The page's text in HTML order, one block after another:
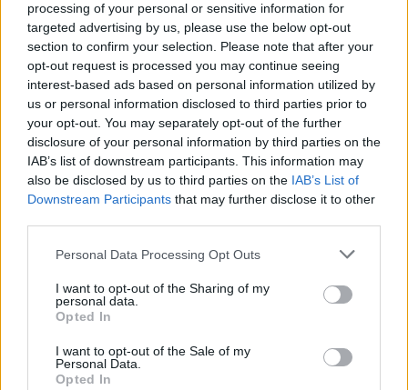
processing of your personal or sensitive information for
targeted advertising by us, please use the below opt-out
section to confirm your selection. Please note that after your
opt-out request is processed you may continue seeing
interest-based ads based on personal information utilized by
us or personal information disclosed to third parties prior to
your opt-out. You may separately opt-out of the further
disclosure of your personal information by third parties on the
IAB’s list of downstream participants. This information may
also be disclosed by us to third parties on the IAB’s List of
Downstream Participants that may further disclose it to other
Personal Data Processing Opt Outs
I want to opt-out of the Sharing of my
personal data.
Opted In
I want to opt-out of the Sale of my
Personal Data.
Opted In
se narodilo přes 260 hříbat. V evropském chovném
programu je podle dřívějších informací asi 830 koní
Převalského, další jsou mimo tyto programy.
reklama